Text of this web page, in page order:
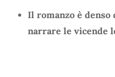
Il romanzo è
narrare le vicende